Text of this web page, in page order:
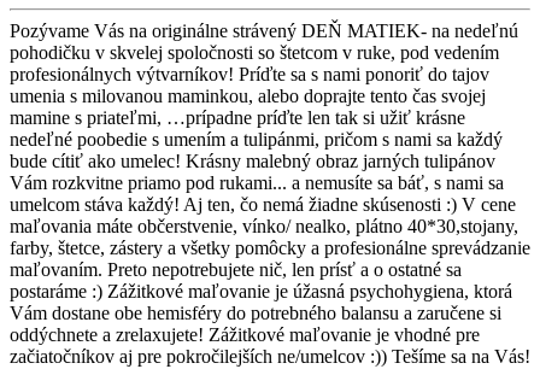
Pozývame Vás na originálne strávený DEŇ MATIEK- na nedeľnú
pohodičku v skvelej spoločnosti so štetcom v ruke, pod vedením
profesionálnych výtvarníkov! Príďte sa s nami ponoriť do tajov
umenia s milovanou maminkou, alebo doprajte tento čas svojej
mamine s priateľmi, …prípadne príďte len tak si užiť krásne
nedeľné poobedie s umením a tulipánmi, pričom s nami sa každý
bude cítiť ako umelec! Krásny malebný obraz jarných tulipánov
Vám rozkvitne priamo pod rukami... a nemusíte sa báť, s nami sa
umelcom stáva každý! Aj ten, čo nemá žiadne skúsenosti :) V cene
maľovania máte občerstvenie, vínko/ nealko, plátno 40*30,stojany,
farby, štetce, zástery a všetky pomôcky a profesionálne sprevádzanie
maľovaním. Preto nepotrebujete nič, len prísť a o ostatné sa
postaráme :) Zážitkové maľovanie je úžasná psychohygiena, ktorá
Vám dostane obe hemisféry do potrebného balansu a zaručene si
oddýchnete a zrelaxujete! Zážitkové maľovanie je vhodné pre
začiatočníkov aj pre pokročilejších ne/umelcov :)) Tešíme sa na Vás!